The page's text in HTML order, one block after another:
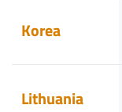
Korea
Lithuania